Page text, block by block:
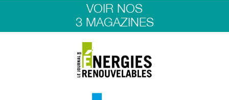
VOIR NOS
3 MAGAZINES